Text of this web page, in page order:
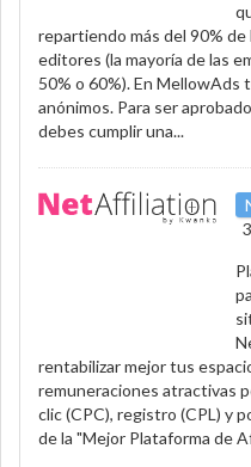
repartiendo más del 90%
editores (la mayoría de las
50% o 60%). En MellowAds
anónimos. Para ser
debes cumplir una...
rentabilizar mejor tus
remuneraciones atractivas
clic (CPC), registro (CPL) y
de la "Mejor Plataforma de